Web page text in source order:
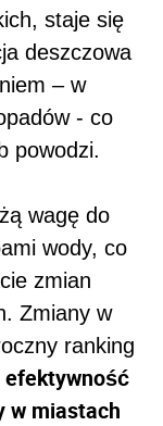
staje się
deszczowa
– w
- co
powodzi.
wagę do
wody, co
zmian
Zmiany w
ranking
efektywność
w miastach